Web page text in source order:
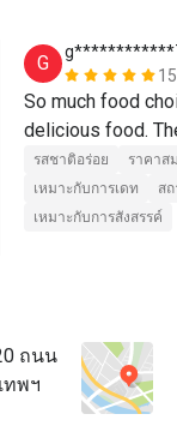
G
So much food
delicious food.
รสชาติอร่อย
ราคาส
เหมาะกับการเดท
ส
เหมาะกับการสังสรรค์
ถนน
ทพฯ